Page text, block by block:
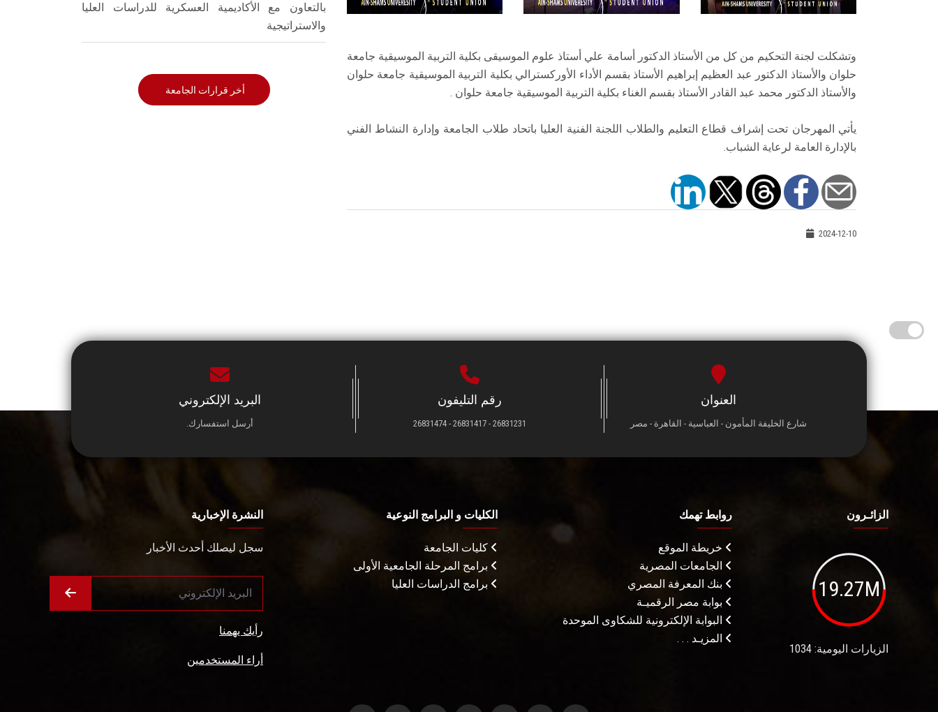
وتشكلت لجنة التحكيم من كل من الأستاذ الدكتور أسامة علي أستاذ علوم الموسيقى بكلية التربية الموسيقية جامعة
حلوان والأستاذ الدكتور عبد العظيم إبراهيم الأستاذ بقسم الأداء الأوركسترالي بكلية التربية الموسيقية جامعة حلوان
والأستاذ الدكتور محمد عبد القادر الأستاذ بقسم الغناء بكلية التربية الموسيقية جامعة حلوان .
يأتي المهرجان تحت إشراف قطاع التعليم والطلاب اللجنة الفنية العليا باتحاد طلاب الجامعة وإدارة النشاط الفني
بالإدارة العامة لرعاية الشباب.
2024-12-10
بالتعاون مع الأكاديمية العسكرية للدراسات العليا
والاستراتيجية
أخر قرارات الجامعة
العنوان
شارع الخليفة المأمون - العباسية - القاهرة - مصر
رقم التليفون
26831231 - 26831417 - 26831474
البريد الإلكتروني
أرسل استفسارك.
الزائـرون
19.27M
الزيارات اليومية: 1034
روابط تهمك
خريطة الموقع
الجامعات المصرية
بنك المعرفة المصري
بوابة مصر الرقميـة
البوابة الإلكترونية للشكاوى الموحدة
المزيـد . . .
الكليات و البرامج النوعية
كليات الجامعة
برامج المرحلة الجامعية الأولى
برامج الدراسات العليا
النشرة الإخبارية
سجل ليصلك أحدث الأخبار
رأيك يهمنا
أراء المستخدمين